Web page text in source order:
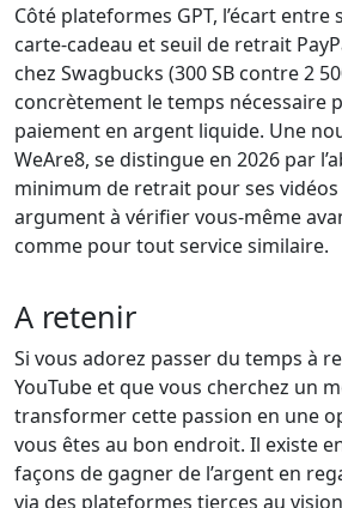
Côté plateformes GPT, l’écart
carte-cadeau et seuil de retrait
chez Swagbucks (300 SB contre 2
concrètement le temps nécessaire
paiement en argent liquide. Une
WeAre8, se distingue en 2026 par
minimum de retrait pour ses
argument à vérifier vous-même
comme pour tout service similaire.
A retenir
Si vous adorez passer du temps à
YouTube et que vous cherchez un
transformer cette passion en une
vous êtes au bon endroit. Il existe
façons de gagner de l’argent en
via des plateformes tierces au